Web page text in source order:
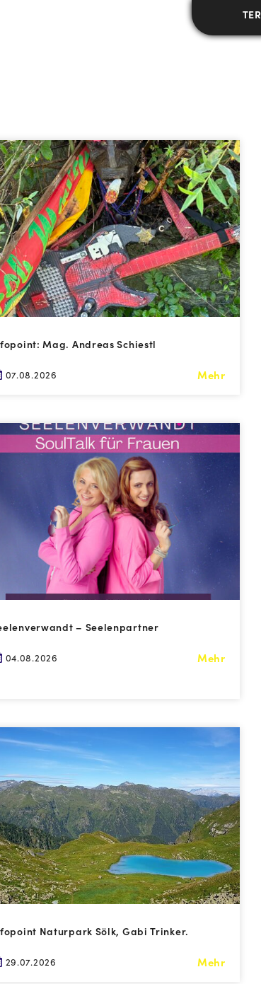
Mag. Andreas Schiestl
07.08.2026 Mehr
– Seelenpartner
04.08.2026 Mehr
Naturpark Sölk, Gabi Trinker.
29.07.2026 Mehr